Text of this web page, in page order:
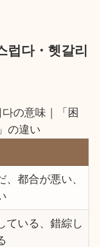
럽다・헷갈리
の意味｜「困
の違い
、都合が悪い、
ている、錯綜し